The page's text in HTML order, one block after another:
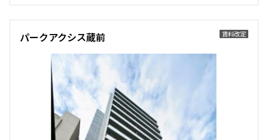
賃料改定
パークアクシス蔵前